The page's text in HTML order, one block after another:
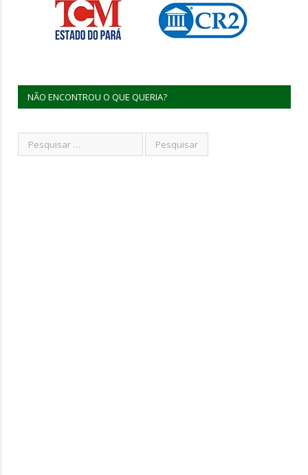
NÃO ENCONTROU O QUE QUERIA?